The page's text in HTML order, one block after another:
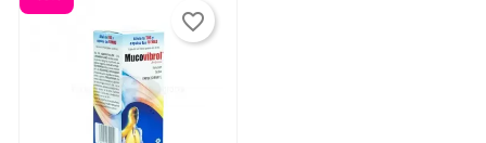
favorite_border